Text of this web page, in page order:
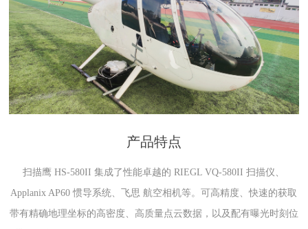
产品特点
扫描鹰 HS-580II 集成了性能卓越的 RIEGL VQ-580II 扫描仪、
Applanix AP60 惯导系统、飞思 航空相机等。可高精度、快速的获取
带有精确地理坐标的高密度、高质量点云数据，以及配有曝光时刻位